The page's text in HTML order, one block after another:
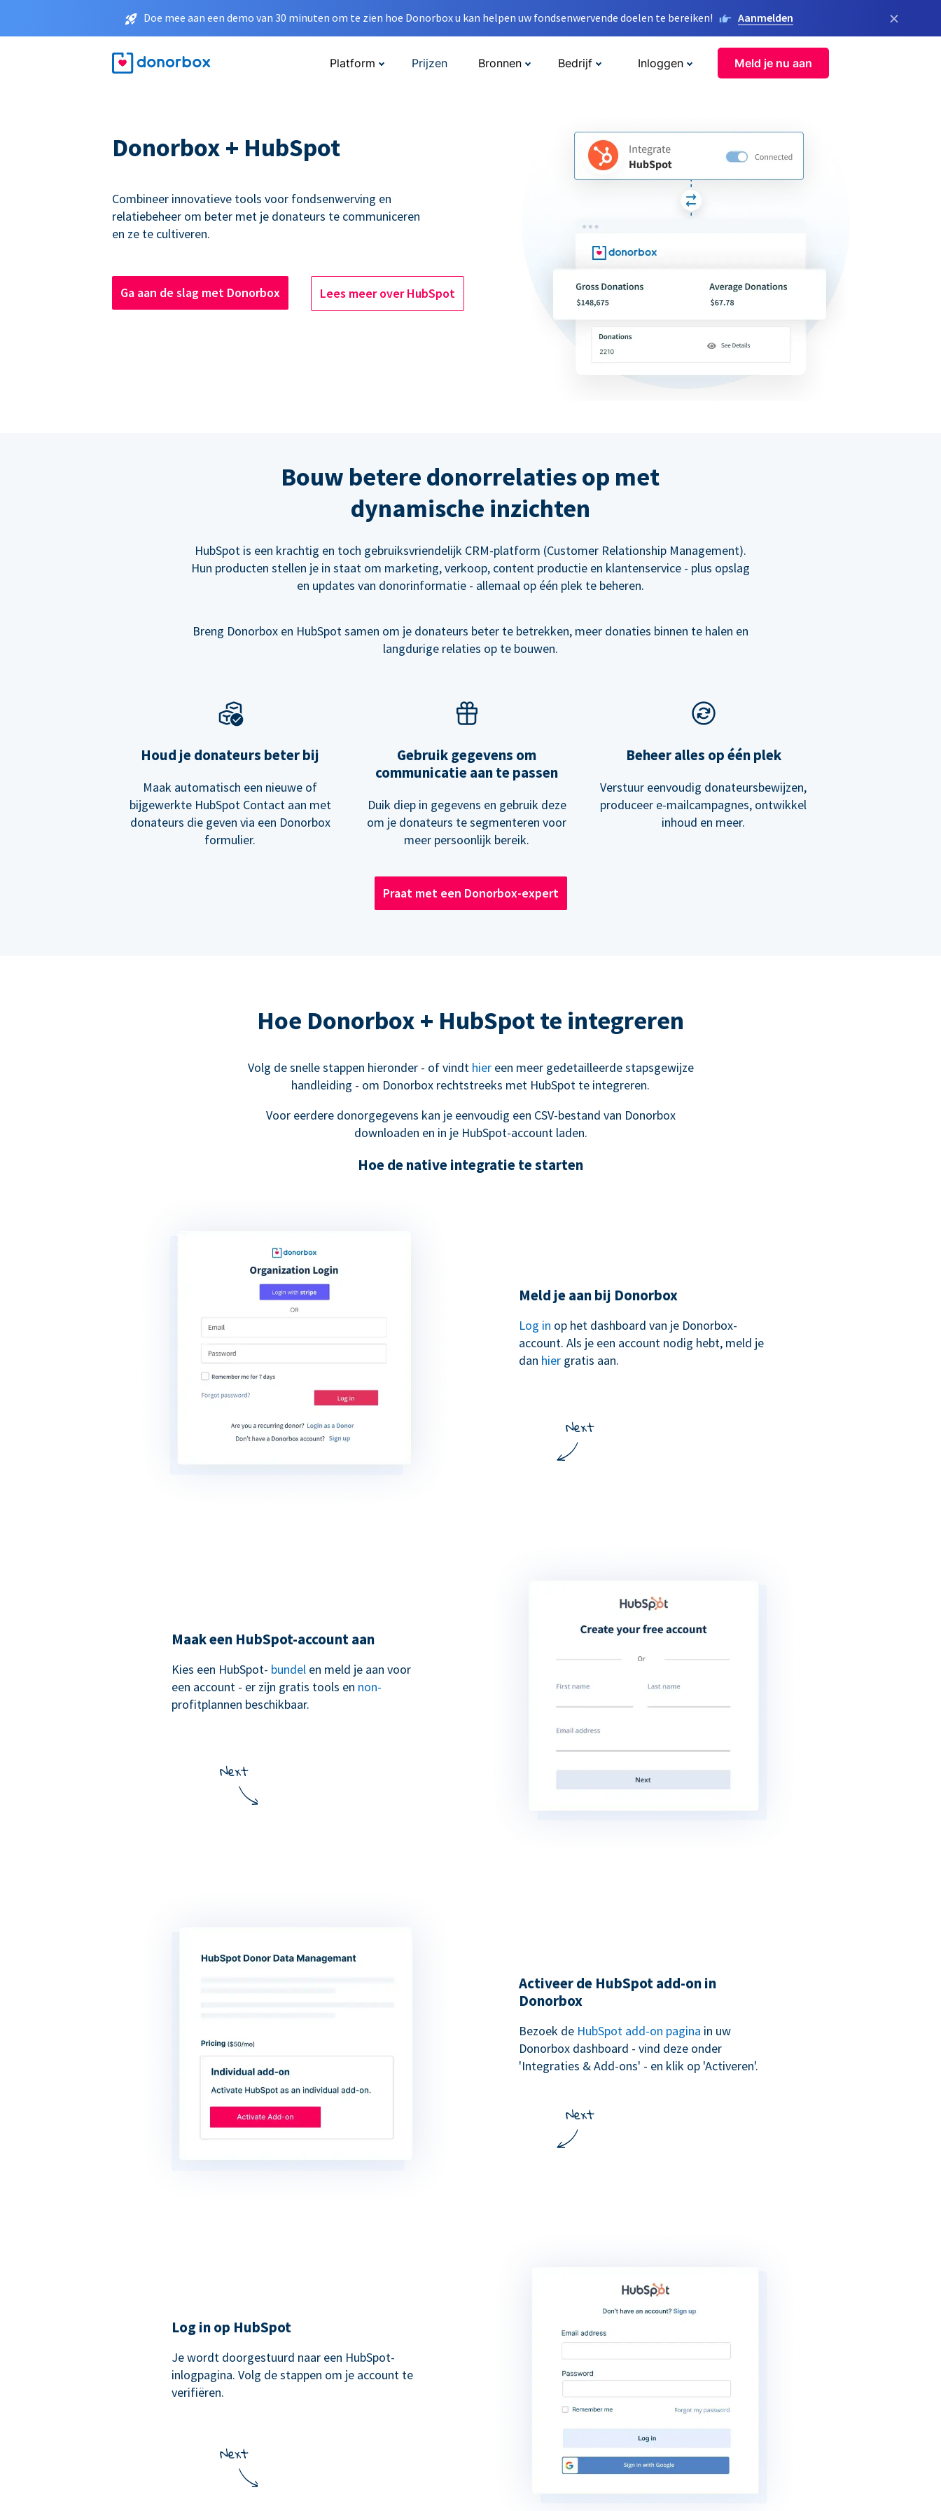
Doe mee aan een demo van 30 minuten om te zien hoe Donorbox u kan helpen uw fondsenwervende doelen te bereiken! Aanmelden ×
Platform Prijzen Bronnen Bedrijf Inloggen Meld je nu aan
Donorbox + HubSpot
Combineer innovatieve tools voor fondsenwerving en
relatiebeheer om beter met je donateurs te communiceren
en ze te cultiveren.
Ga aan de slag met Donorbox Lees meer over HubSpot
Bouw betere donorrelaties op met
dynamische inzichten
HubSpot is een krachtig en toch gebruiksvriendelijk CRM-platform (Customer Relationship Management).
Hun producten stellen je in staat om marketing, verkoop, content productie en klantenservice - plus opslag
en updates van donorinformatie - allemaal op één plek te beheren.
Breng Donorbox en HubSpot samen om je donateurs beter te betrekken, meer donaties binnen te halen en
langdurige relaties op te bouwen.
Houd je donateurs beter bij
Maak automatisch een nieuwe of
bijgewerkte HubSpot Contact aan met
donateurs die geven via een Donorbox
formulier.
Gebruik gegevens om
communicatie aan te passen
Duik diep in gegevens en gebruik deze
om je donateurs te segmenteren voor
meer persoonlijk bereik.
Beheer alles op één plek
Verstuur eenvoudig donateursbewijzen,
produceer e-mailcampagnes, ontwikkel
inhoud en meer.
Praat met een Donorbox-expert
Hoe Donorbox + HubSpot te integreren
Volg de snelle stappen hieronder - of vindt hiereen meer gedetailleerde stapsgewijze
handleiding - om Donorbox rechtstreeks met HubSpot te integreren.
Voor eerdere donorgegevens kan je eenvoudig een CSV-bestand van Donorbox
downloaden en in je HubSpot-account laden.
Hoe de native integratie te starten
Meld je aan bij Donorbox
Log in op het dashboard van je Donorbox-
account. Als je een account nodig hebt, meld je
dan hiergratis aan.
Maak een HubSpot-account aan
Kies een HubSpot- bundel en meld je aan voor
een account - er zijn gratis tools en non-
profitplannen beschikbaar.
Activeer de HubSpot add-on in
Donorbox
Bezoek de HubSpot add-on pagina in uw
Donorbox dashboard - vind deze onder
'Integraties & Add-ons' - en klik op 'Activeren'.
Log in op HubSpot
Je wordt doorgestuurd naar een HubSpot-
inlogpagina. Volg de stappen om je account te
verifiëren.